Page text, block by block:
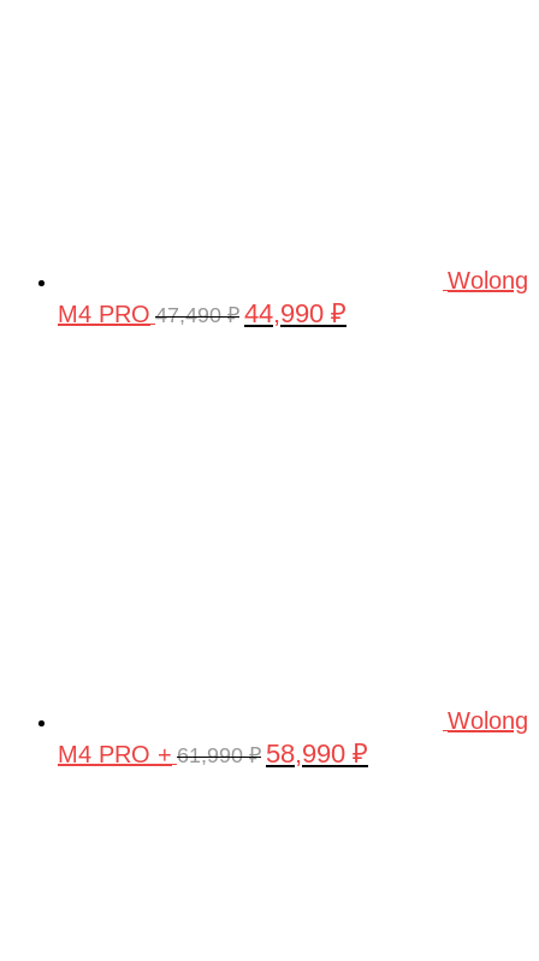
Wolong
M4 PRO 47,490₽ Первоначальная
44,990 ₽
Wolong
M4 PRO + 61,990₽ Первоначальная
58,990 ₽